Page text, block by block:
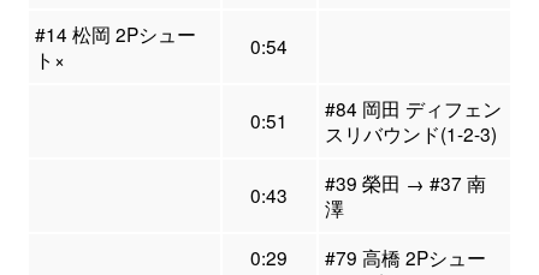
#14 松岡 2Pシュー
ト×
0:54
0:51
#84 岡田 ディフェン
スリバウンド(1-2-3)
0:43
#39 榮田 → #37 南
澤
0:29
#79 高橋 2Pシュー